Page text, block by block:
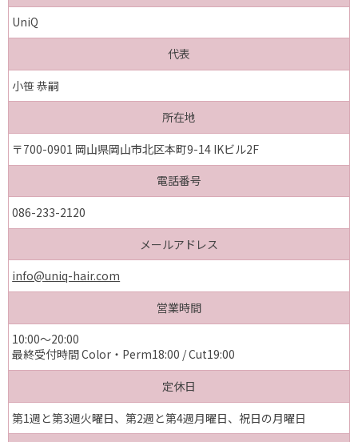
UniQ
代表
小笹 恭嗣
所在地
〒700-0901 岡山県岡山市北区本町9-14 IKビル2F
電話番号
086-233-2120
メールアドレス
info@uniq-hair.com
営業時間
10:00～20:00
最終受付時間 Color・Perm18:00 / Cut19:00
定休日
第1週と第3週火曜日、第2週と第4週月曜日、祝日の月曜日